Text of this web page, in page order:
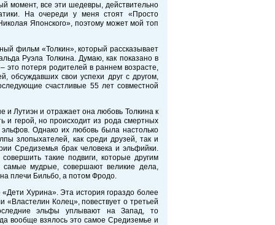
момент, все эти шедевры, действительно
На очереди у меня стоят «Просто
Японского», поэтому может мой топ
фильм «Толкин», который рассказывает
Руэла Толкина. Думаю, как показано в
это потеря родителей в раннем возрасте,
обсуждавших свои успехи друг с другом,
счастливые 55 лет совместной
Лутиэн и отражает она любовь Толкина к
и герой, но происходит из рода смертных
Однако их любовь была настолько
злопыхателей, как среди друзей, так и
Средиземья брак человека и эльфийки.
такие подвиги, которые другим
мудрые, совершают великие дела,
на плечи Бильбо, а потом Фродо.
Хурина». Эта история гораздо более
Колец», повествует о третьей
эльфы уплывают на Запад, то
вообще взялось это самое Средиземье и